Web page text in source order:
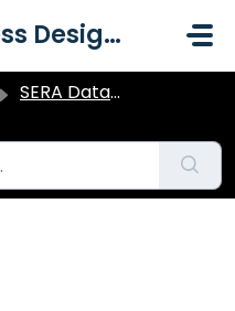
SERA Business Design B.V.
SERA Dataduiker Contentbeheer & MIJN-Omgeving